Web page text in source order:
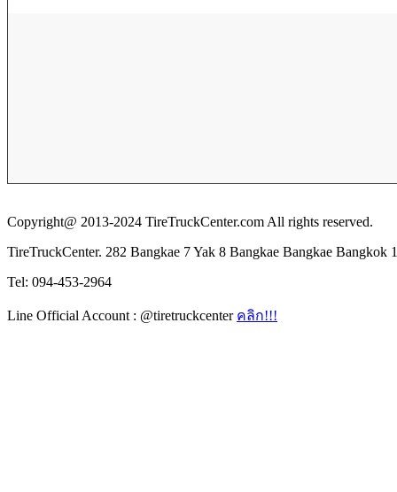
Copyright@ 2013-2024 TireTruckCenter.com All rights reserved.
TireTruckCenter. 282 Bangkae 7 Yak 8 Bangkae Bangkae Bangkok
Tel: 094-453-2964
Line Official Account : @tiretruckcenter คลิก!!!